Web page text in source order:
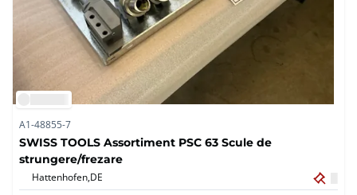
A1-48855-7
SWISS TOOLS Assortiment PSC 63 Scule de
strungere/frezare
Hattenhofen,DE